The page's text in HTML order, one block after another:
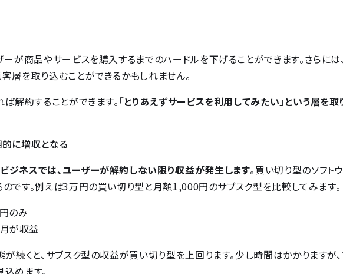
ーが商品やサービスを購入するまでのハードルを下げることができます。さらには
層を取り込むことができるかもしれません。
解約することができます。 「とりあえずサービスを利用してみたい」という層を取
に増収となる
ネスでは、ユーザーが解約しない限り収益が発生します。買い切り型のソフト
です。例えば3万円の買い切り型と月額1,000円のサブスク型を比較してみます。
のみ
が収益
続くと、サブスク型の収益が買い切り型を上回ります。少し時間はかかりますが、